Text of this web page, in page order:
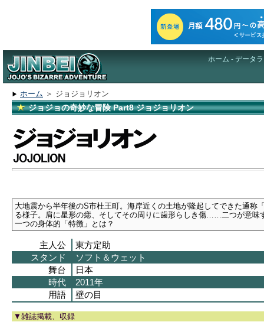
ホーム - データ
ホーム ＞ ジョジョリオン
ジョジョの奇妙な冒険 Part8 ジョジョリオン
大地震から半年後のS市杜王町。海岸近くの土地が隆起してできた通
る様子。肩に星形の痣、そしてその周りに歯形らしき傷……二つが意
一つの身体的「特徴」とは？
主人公
東方定助
スタンド
ソフト＆ウェット
舞台
日本
時代
2011年
用語
壁の目
▼雑誌掲載、収録